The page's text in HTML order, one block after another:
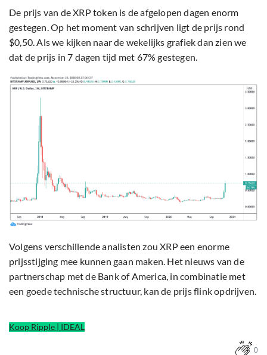
De prijs van de XRP token is de afgelopen dagen enorm
gestegen. Op het moment van schrijven ligt de prijs rond
$0,50. Als we kijken naar de wekelijks grafiek dan zien we
dat de prijs in 7 dagen tijd met 67% gestegen.
Volgens verschillende analisten zou XRP een enorme
prijsstijging mee kunnen gaan maken. Het nieuws van de
partnerschap met de Bank of America, in combinatie met
een goede technische structuur, kan de prijs flink opdrijven.
Koop Ripple | IDEAL
0